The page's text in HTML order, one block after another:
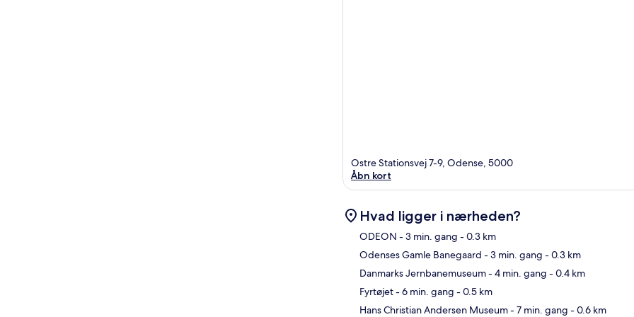
Ostre Stationsvej 7-9, Odense, 5000
Åbn kort
Hvad ligger i nærheden?
ODEON - 3 min. gang - 0.3 km
Odenses Gamle Banegaard - 3 min. gang - 0.3 km
Danmarks Jernbanemuseum- 4 min. gang - 0.4 km
Fyrtøjet- 6 min. gang - 0.5 km
Hans Christian Andersen Museum- 7 min. gang - 0.6 km